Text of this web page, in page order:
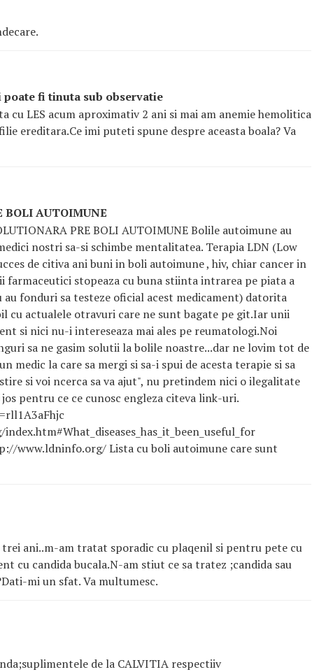
poate fi tinuta sub observatie
cu LES acum aproximativ 2 ani si mai am anemie hemolitica
ereditara.Ce imi puteti spune despre aceasta boala? Va
BOLI AUTOIMUNE
PRE BOLI AUTOIMUNE Bolile autoimune au
nostri sa-si schimbe mentalitatea. Terapia LDN (Low
de citiva ani buni in boli autoimune , hiv, chiar cancer in
farmaceutici stopeaza cu buna stiinta intrarea pe piata a
fonduri sa testeze oficial acest medicament) datorita
cu actualele otravuri care ne sunt bagate pe git.Iar unii
si nici nu-i intereseaza mai ales pe reumatologi.Noi
sa ne gasim solutii la bolile noastre...dar ne lovim tot de
medic la care sa mergi si sa-i spui de acesta terapie si sa
si voi ncerca sa va ajut", nu pretindem nici o ilegalitate
pentru ce ce cunosc engleza citeva link-uri.
_been_useful_for
www.ldninfo.org/ Lista cu boli autoimune care sunt
ani..m-am tratat sporadic cu plaqenil si pentru pete cu
cu candida bucala.N-am stiut ce sa tratez ;candida sau
mi un sfat. Va multumesc.
de la CALVITIA respectiiv